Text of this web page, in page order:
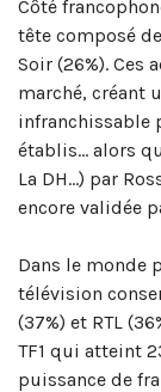
Côté
tête composé
Soir (26%). Ces
marché, créant
infranchissable
établis… alors
La DH…) par
encore validée
Dans le monde
télévision
(37%) et RTL
TF1 qui atteint
puissance de